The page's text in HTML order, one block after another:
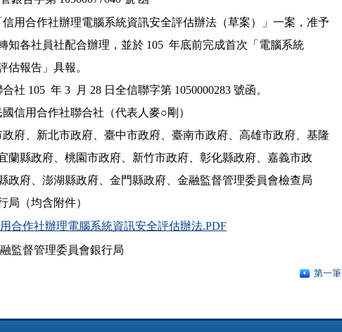
信用合作社辦理電腦系統資訊安全評估辦法（草案）」一案，准予
請轉知各社員社配合辦理，並於 105  年底前完成首次「電腦系統
評估報告」具報。
社 105  年 3  月 28 日全信聯字第 1050000283 號函。
信用合作社聯合社（代表人麥○剛）
政府、新北市政府、臺中市政府、臺南市政府、高雄市政府、基隆
、宜蘭縣政府、桃園市政府、新竹市政府、彰化縣政府、嘉義市政
蓮縣政府、澎湖縣政府、金門縣政府、金融監督管理委員會檢查局
合作社辦理電腦系統資訊安全評估辦法.PDF
監督管理委員會銀行局
第一筆